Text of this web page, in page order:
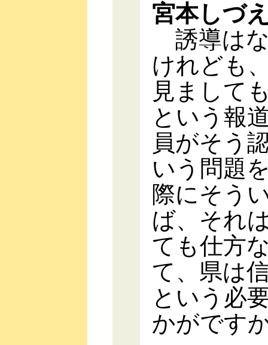
宮本しづ
誘導は
けれども
見まして
という報
員がそう
いう問題
際にそう
ば、それ
ても仕方
て、県は
という必
かがです